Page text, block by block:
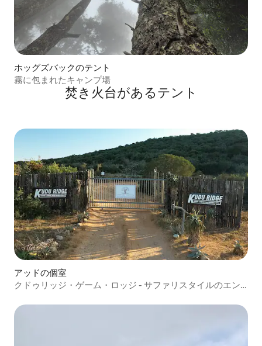
ホッグズバックのテント
霧に包まれたキャンプ場
焚き火台があるテント
アッドの個室
クドゥリッジ・ゲーム・ロッジ - サファリスタイルのエン